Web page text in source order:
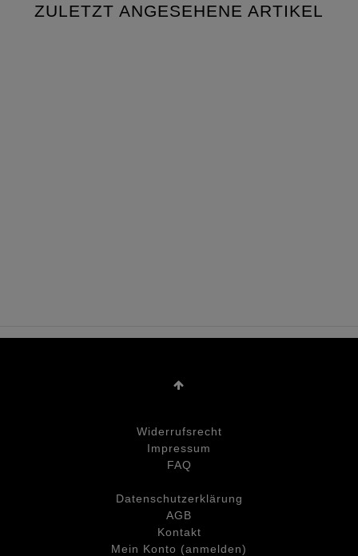
ZULETZT ANGESEHENE ARTIKEL
Widerrufs­recht
Impressum
FAQ
Daten­schutz­erklärung
AGB
Kontakt
Mein Konto (anmelden)